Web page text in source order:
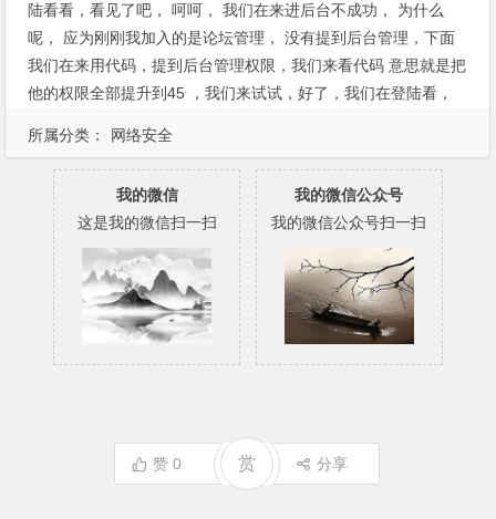
所属分类： 网络安全
陆看看，看见了吧， 呵呵， 我们在来进后台不成功， 为什么
呢， 应为刚刚我加入的是论坛管理， 没有提到后台管理，下面
我们在来用代码，提到后台管理权限，我们来看代码 意思就是把
他的权限全部提升到45 ，我们来试试，好了，我们在登陆看，
我的微信
这是我的微信扫一扫
我的微信公众号
我的微信公众号扫一扫
赞 0 赏 分享